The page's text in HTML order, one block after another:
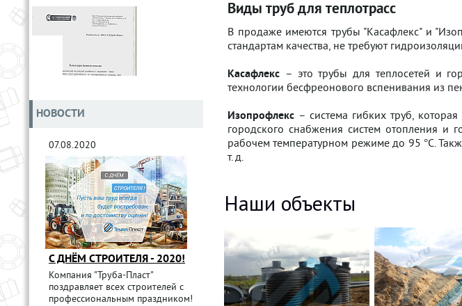
Виды труб для теплотрасс
В продаже имеются трубы "Касафлекс" и
стандартам качества, не требуют
Касафлекс – это трубы для теплосетей и
технологии бесфреонового вспенивания из
Изопрофлекс – система гибких труб,
городского снабжения систем отопления и
рабочем температурном режиме до 95 °С.
т. д.
Наши объекты
НОВОСТИ
07.08.2020
С ДНЁМ СТРОИТЕЛЯ - 2020!
Компания "Труба-Пласт"
поздравляет всех строителей с
профессиональным праздником!